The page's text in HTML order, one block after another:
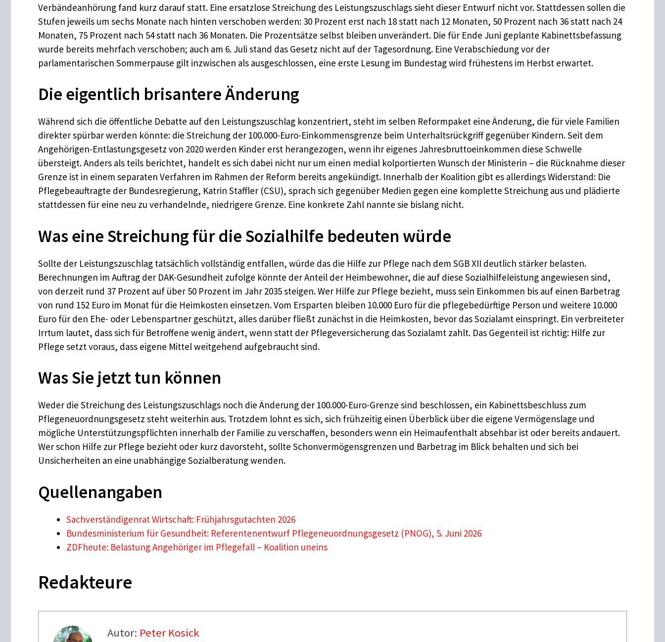
Verbändeanhörung fand kurz darauf statt. Eine ersatzlose Streichung des Leistungszuschlags sieht dieser Entwurf nicht vor. Stattdessen sollen die
Stufen jeweils um sechs Monate nach hinten verschoben werden: 30 Prozent erst nach 18 statt nach 12 Monaten, 50 Prozent nach 36 statt nach 24
Monaten, 75 Prozent nach 54 statt nach 36 Monaten. Die Prozentsätze selbst bleiben unverändert. Die für Ende Juni geplante Kabinettsbefassung
wurde bereits mehrfach verschoben; auch am 6. Juli stand das Gesetz nicht auf der Tagesordnung. Eine Verabschiedung vor der
parlamentarischen Sommerpause gilt inzwischen als ausgeschlossen, eine erste Lesung im Bundestag wird frühestens im Herbst erwartet.
Die eigentlich brisantere Änderung
Während sich die öffentliche Debatte auf den Leistungszuschlag konzentriert, steht im selben Reformpaket eine Änderung, die für viele Familien
direkter spürbar werden könnte: die Streichung der 100.000-Euro-Einkommensgrenze beim Unterhaltsrückgriff gegenüber Kindern. Seit dem
Angehörigen-Entlastungsgesetz von 2020 werden Kinder erst herangezogen, wenn ihr eigenes Jahresbruttoeinkommen diese Schwelle
übersteigt. Anders als teils berichtet, handelt es sich dabei nicht nur um einen medial kolportierten Wunsch der Ministerin – die Rücknahme dieser
Grenze ist in einem separaten Verfahren im Rahmen der Reform bereits angekündigt. Innerhalb der Koalition gibt es allerdings Widerstand: Die
Pflegebeauftragte der Bundesregierung, Katrin Staffler (CSU), sprach sich gegenüber Medien gegen eine komplette Streichung aus und plädierte
stattdessen für eine neu zu verhandelnde, niedrigere Grenze. Eine konkrete Zahl nannte sie bislang nicht.
Was eine Streichung für die Sozialhilfe bedeuten würde
Sollte der Leistungszuschlag tatsächlich vollständig entfallen, würde das die Hilfe zur Pflege nach dem SGB XII deutlich stärker belasten.
Berechnungen im Auftrag der DAK-Gesundheit zufolge könnte der Anteil der Heimbewohner, die auf diese Sozialhilfeleistung angewiesen sind,
von derzeit rund 37 Prozent auf über 50 Prozent im Jahr 2035 steigen. Wer Hilfe zur Pflege bezieht, muss sein Einkommen bis auf einen Barbetrag
von rund 152 Euro im Monat für die Heimkosten einsetzen. Vom Ersparten bleiben 10.000 Euro für die pflegebedürftige Person und weitere 10.000
Euro für den Ehe- oder Lebenspartner geschützt, alles darüber fließt zunächst in die Heimkosten, bevor das Sozialamt einspringt. Ein verbreiteter
Irrtum lautet, dass sich für Betroffene wenig ändert, wenn statt der Pflegeversicherung das Sozialamt zahlt. Das Gegenteil ist richtig: Hilfe zur
Pflege setzt voraus, dass eigene Mittel weitgehend aufgebraucht sind.
Was Sie jetzt tun können
Weder die Streichung des Leistungszuschlags noch die Änderung der 100.000-Euro-Grenze sind beschlossen, ein Kabinettsbeschluss zum
Pflegeneuordnungsgesetz steht weiterhin aus. Trotzdem lohnt es sich, sich frühzeitig einen Überblick über die eigene Vermögenslage und
mögliche Unterstützungspflichten innerhalb der Familie zu verschaffen, besonders wenn ein Heimaufenthalt absehbar ist oder bereits andauert.
Wer schon Hilfe zur Pflege bezieht oder kurz davorsteht, sollte Schonvermögensgrenzen und Barbetrag im Blick behalten und sich bei
Unsicherheiten an eine unabhängige Sozialberatung wenden.
Quellenangaben
Sachverständigenrat Wirtschaft: Frühjahrsgutachten 2026
Bundesministerium für Gesundheit: Referentenentwurf Pflegeneuordnungsgesetz (PNOG), 5. Juni 2026
ZDFheute: Belastung Angehöriger im Pflegefall – Koalition uneins
Redakteure
Autor: Peter Kosick